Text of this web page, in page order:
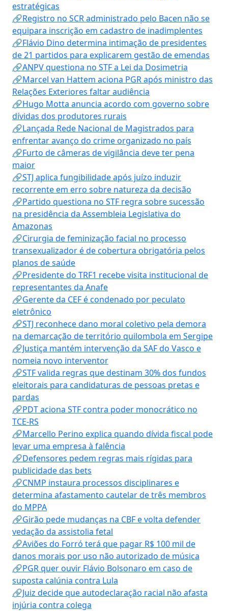
estratégicas
🔗Registro no SCR administrado pelo Bacen não se
equipara inscrição em cadastro de inadimplentes
🔗Flávio Dino determina intimação de presidentes
de 21 partidos para explicarem gestão de emendas
🔗ANPV questiona no STF a Lei da Dosimetria
🔗Marcel van Hattem aciona PGR após ministro das
Relações Exteriores faltar audiência
🔗Hugo Motta anuncia acordo com governo sobre
dívidas dos produtores rurais
🔗Lançada Rede Nacional de Magistrados para
enfrentar avanço do crime organizado no país
🔗Furto de câmeras de vigilância deve ter pena
maior
🔗STJ aplica fungibilidade após juízo induzir
recorrente em erro sobre natureza da decisão
🔗Partido questiona no STF regra sobre sucessão
na presidência da Assembleia Legislativa do
Amazonas
🔗Cirurgia de feminização facial no processo
transexualizador é de cobertura obrigatória pelos
planos de saúde
🔗Presidente do TRF1 recebe visita institucional de
representantes da Anafe
🔗Gerente da CEF é condenado por peculato
eletrônico
🔗STJ reconhece dano moral coletivo pela demora
na demarcação de território quilombola em Sergipe
🔗Justiça mantém intervenção da SAF do Vasco e
nomeia novo interventor
🔗STF valida regras que destinam 30% dos fundos
eleitorais para candidaturas de pessoas pretas e
pardas
🔗PDT aciona STF contra poder monocrático no
TCE-RS
🔗Marcello Perino explica quando dívida fiscal pode
levar uma empresa à falência
🔗Defensores pedem regras mais rígidas para
publicidade das bets
🔗CNMP instaura processos disciplinares e
determina afastamento cautelar de três membros
do MPPA
🔗Girão pede mudanças na CBF e volta defender
vedação da assistolia fetal
🔗Aviões do Forró terá que pagar R$ 100 mil de
danos morais por uso não autorizado de música
🔗PGR quer ouvir Flávio Bolsonaro em caso de
suposta calúnia contra Lula
🔗Juiz decide que autodeclaração racial não afasta
injúria contra colega